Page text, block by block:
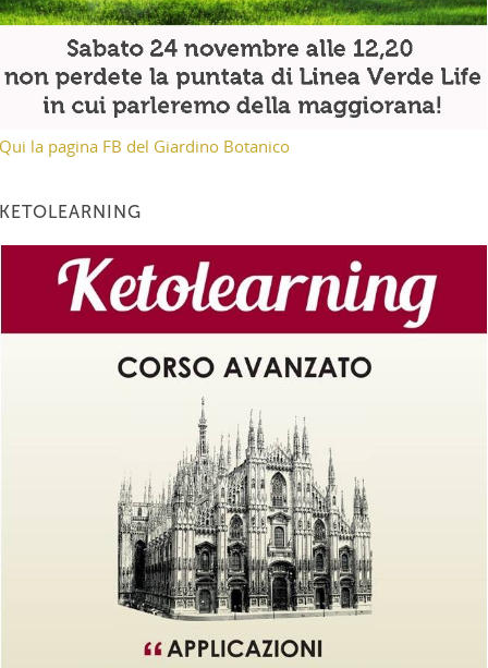
Qui la pagina FB del Giardino Botanico
KETOLEARNING